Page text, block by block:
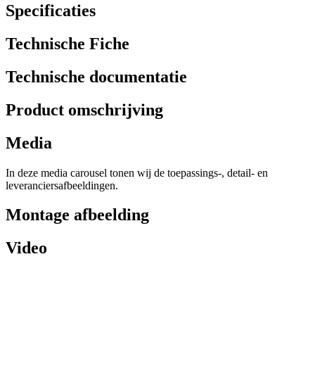
Specificaties
Technische Fiche
Technische documentatie
Product omschrijving
Media
In deze media carousel tonen wij de toepassings-, detail- en
leveranciersafbeeldingen.
Montage afbeelding
Video